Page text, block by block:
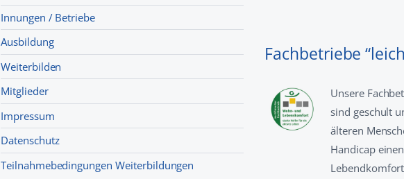
Innungen / Betriebe
Ausbildung
Weiterbilden
Mitglieder
Impressum
Datenschutz
Teilnahmebedingungen Weiterbildungen
Fachbetriebe
Unsere
sind geschult
älteren
Handicap